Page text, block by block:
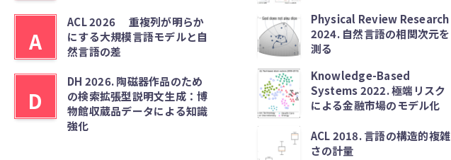
A
ACL 2026 重複列が明らか
にする大規模言語モデルと自
然言語の差
D
DH 2026. 陶磁器作品のため
の検索拡張型説明文生成：博
物館収蔵品データによる知識
強化
Physical Review Research
2024. 自然言語の相関次元を
測る
Knowledge-Based
Systems 2022. 極端リスク
による金融市場のモデル化
ACL 2018. 言語の構造的複雑
さの計量